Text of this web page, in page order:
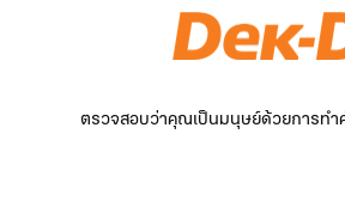
ตรวจสอบว่าคุณเป็นมนุษย์ด้วยการทำ